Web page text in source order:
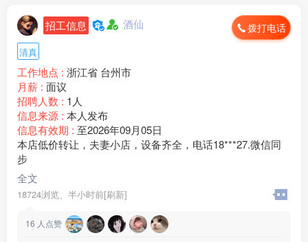
☑️厂吃厂住,坐班独立岗位
综合工资60***00/月夜班补助24
以上企业联系微信：www235350
————————————
☑️ 浙江区域工厂☑️
————————————
宏昌科技】
[玫瑰]年龄：男女 18-45 周岁
[玫瑰]生产：洗衣机配件
[玫瑰]班次：两班倒
[玫瑰]食宿：包吃包住
[玫瑰]薪资：保底18+计件
微信：www235350
【群创光电】
招工信息 酒仙 拨打电话
清真
工作地点 : 浙江省 台州市
月薪 : 面议
招聘人数 : 1人
信息来源 : 本人发布
信息有效期 : 至2026年09月05日
本店低价转让，夫妻小店，设备齐全，电话18***27.微信同
步
全文
18724浏览、 半小时前[刷新]
16 人点赞